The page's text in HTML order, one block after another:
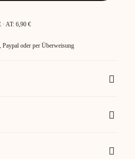
AT: 6,90 €
Paypal oder per Überweisung